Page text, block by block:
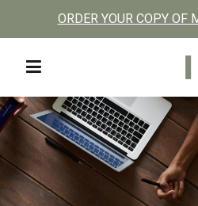
ORDER YOUR COPY OF